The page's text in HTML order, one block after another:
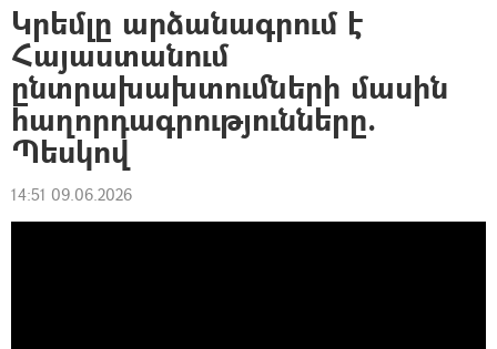
Կրեմլը արձանագրում է
Հայաստանում
ընտրախախտումների մասին
հաղորդագրությունները.
Պեսկով
14:51 09.06.2026